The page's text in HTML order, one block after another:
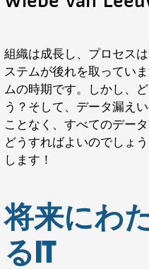
組織は成長し、プロセス
ステムが後れを取ってい
ムの時期です。しかし、
う？そして、データ漏え
ことなく、すべてのデー
どうすればよいのでしょ
します！
将来にわ
るIT